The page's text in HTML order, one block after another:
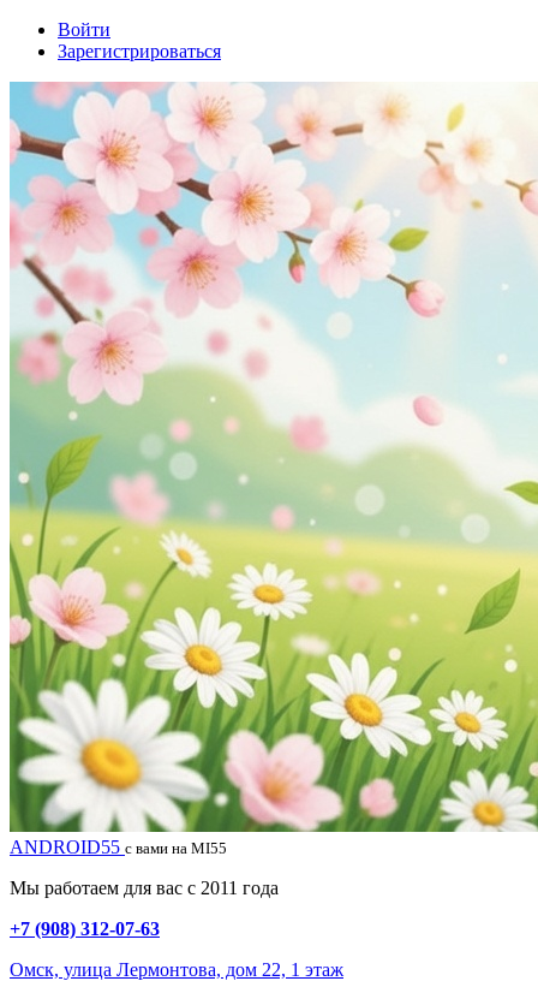
Войти
Зарегистрироваться
ANDROID55 с вами на MI55
Мы работаем для вас с 2011 года
+7 (908) 312-07-63
Омск, улица Лермонтова, дом 22, 1 этаж